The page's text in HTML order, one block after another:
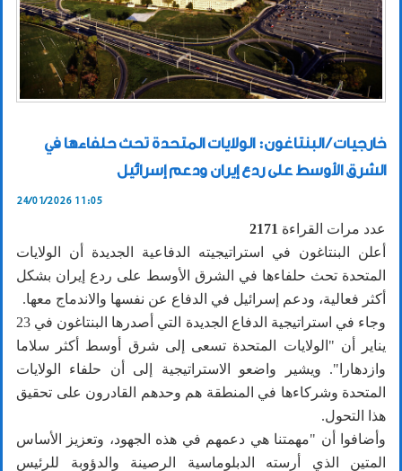
خارجيات / البنتاغون: الولايات المتحدة تحث حلفاءها في
الشرق الأوسط على ردع إيران ودعم إسرائيل
24/01/2026 11:05
عدد مرات القراءة 2171
أعلن البنتاغون في استراتيجيته الدفاعية الجديدة أن الولايات
المتحدة تحث حلفاءها في الشرق الأوسط على ردع إيران بشكل
أكثر فعالية، ودعم إسرائيل في الدفاع عن نفسها والاندماج معها.
وجاء في استراتيجية الدفاع الجديدة التي أصدرها البنتاغون في 23
يناير أن "الولايات المتحدة تسعى إلى شرق أوسط أكثر سلاما
وازدهارا". ويشير واضعو الاستراتيجية إلى أن حلفاء الولايات
المتحدة وشركاءها في المنطقة هم وحدهم القادرون على تحقيق
هذا التحول.
وأضافوا أن "مهمتنا هي دعمهم في هذه الجهود، وتعزيز الأساس
المتين الذي أرسته الدبلوماسية الرصينة والدؤوبة للرئيس